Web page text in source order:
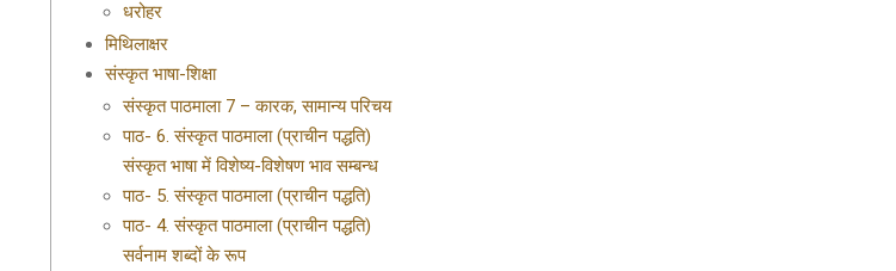
धरोहर
मिथिलाक्षर
संस्कृत भाषा-शिक्षा
संस्कृत पाठमाला 7 – कारक, सामान्य परिचय
पाठ- 6. संस्कृत पाठमाला (प्राचीन पद्धति)
संस्कृत भाषा में विशेष्य-विशेषण भाव सम्बन्ध
पाठ- 5. संस्कृत पाठमाला (प्राचीन पद्धति)
पाठ- 4. संस्कृत पाठमाला (प्राचीन पद्धति)
सर्वनाम शब्दों के रूप